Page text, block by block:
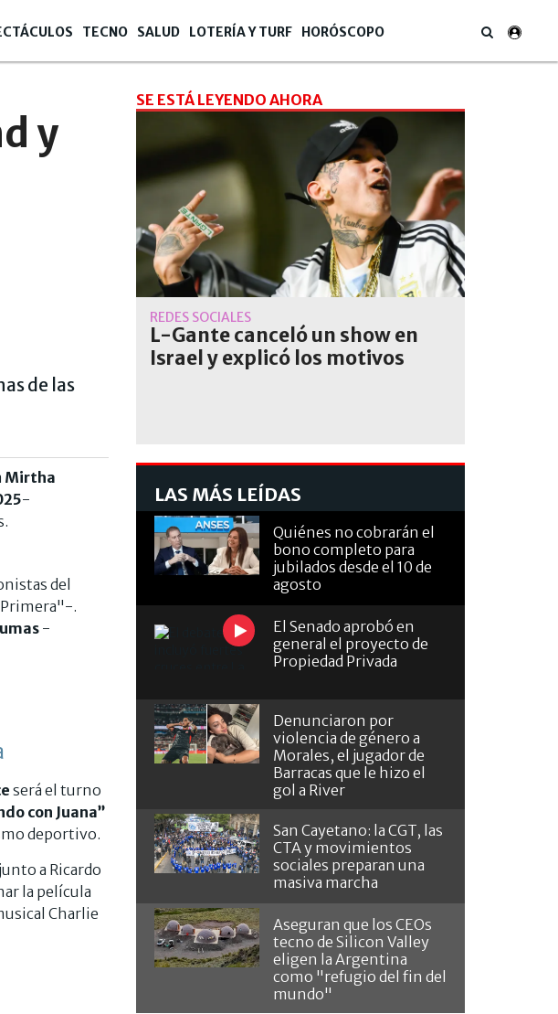
TECNO SALUD LOTERÍA Y TURF HORÓSCOPO
y
de las
Mirtha
-
del
Primera"-.
-
será el turno
con Juana”
deportivo.
a Ricardo
la película
Charlie
SE ESTÁ LEYENDO AHORA
REDES SOCIALES
L-Gante canceló un show en
Israel y explicó los motivos
LAS MÁS LEÍDAS
Quiénes no cobrarán el
bono completo para
jubilados desde el 10 de
agosto
El Senado aprobó en
general el proyecto de
Propiedad Privada
Denunciaron por
violencia de género a
Morales, el jugador de
Barracas que le hizo el
gol a River
San Cayetano: la CGT, las
CTA y movimientos
sociales preparan una
masiva marcha
Aseguran que los CEOs
tecno de Silicon Valley
eligen la Argentina
como "refugio del fin del
mundo"